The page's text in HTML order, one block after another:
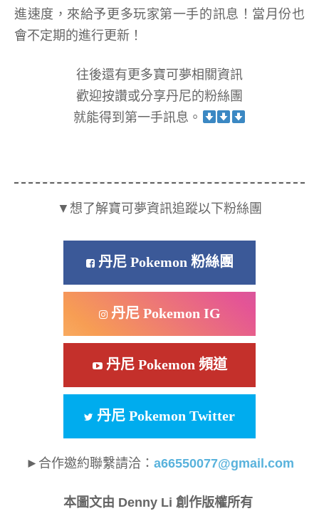
進速度，來給予更多玩家第一手的訊息！當月份也
會不定期的進行更新！
往後還有更多寶可夢相關資訊
歡迎按讚或分享丹尼的粉絲團
就能得到第一手訊息。
▼想了解寶可夢資訊追蹤以下粉絲團
丹尼 Pokemon 粉絲團
丹尼 Pokemon IG
丹尼 Pokemon 頻道
丹尼 Pokemon Twitter
►合作邀約聯繫請洽： a66550077@gmail.com
本圖文由 Denny Li 創作版權所有